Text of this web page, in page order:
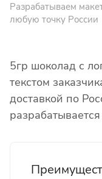
Разрабатываем
любую точку России
5гр шоколад с
текстом
доставкой по